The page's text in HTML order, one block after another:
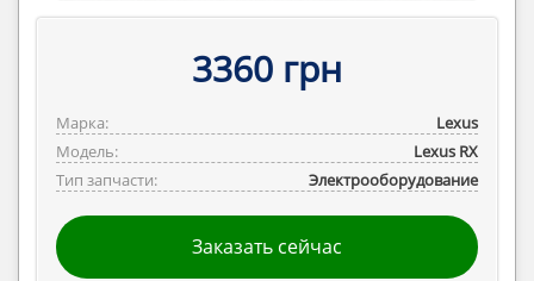
3360 грн
Марка:
Lexus
Модель:
Lexus RX
Тип запчасти:
Электрооборудование
Заказать сейчас